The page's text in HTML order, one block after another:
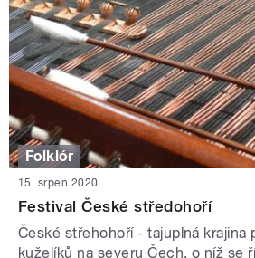
Folklór
15. srpen 2020
Festival České středohoří
České střehohoří - tajuplná krajina
kuželíků na severu Čech, o níž se